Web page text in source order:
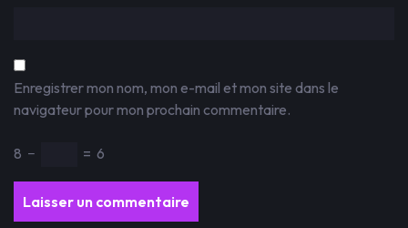
Enregistrer mon nom, mon e-mail et mon site dans le
navigateur pour mon prochain commentaire.
8 − = 6